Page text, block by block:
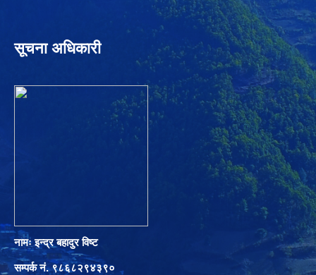
सूचना अधिकारी
नामः इन्द्र बहादुर विष्ट
सम्पर्क नं. ९८६८२९४३९०